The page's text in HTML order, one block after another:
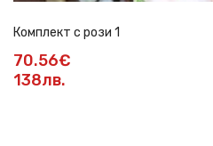
Комплект с рози 1
70.56€
138лв.